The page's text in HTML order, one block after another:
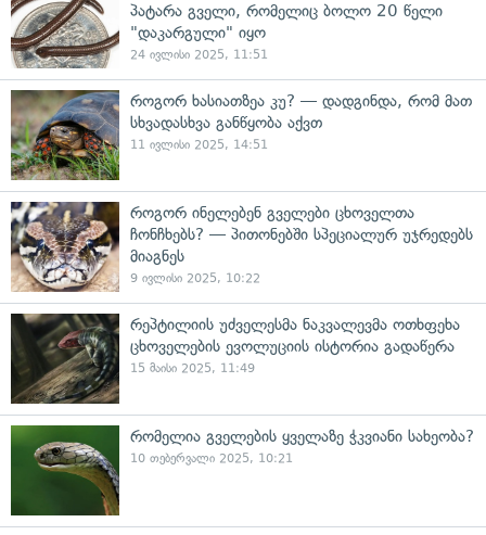
პატარა გველი, რომელიც ბოლო 20 წელი
"დაკარგული" იყო
24 ივლისი 2025, 11:51
როგორ ხასიათზეა კუ? — დადგინდა, რომ მათ
სხვადასხვა განწყობა აქვთ
11 ივლისი 2025, 14:51
როგორ ინელებენ გველები ცხოველთა
ჩონჩხებს? — პითონებში სპეციალურ უჯრედებს
მიაგნეს
9 ივლისი 2025, 10:22
რეპტილიის უძველესმა ნაკვალევმა ოთხფეხა
ცხოველების ევოლუციის ისტორია გადაწერა
15 მაისი 2025, 11:49
რომელია გველების ყველაზე ჭკვიანი სახეობა?
10 თებერვალი 2025, 10:21